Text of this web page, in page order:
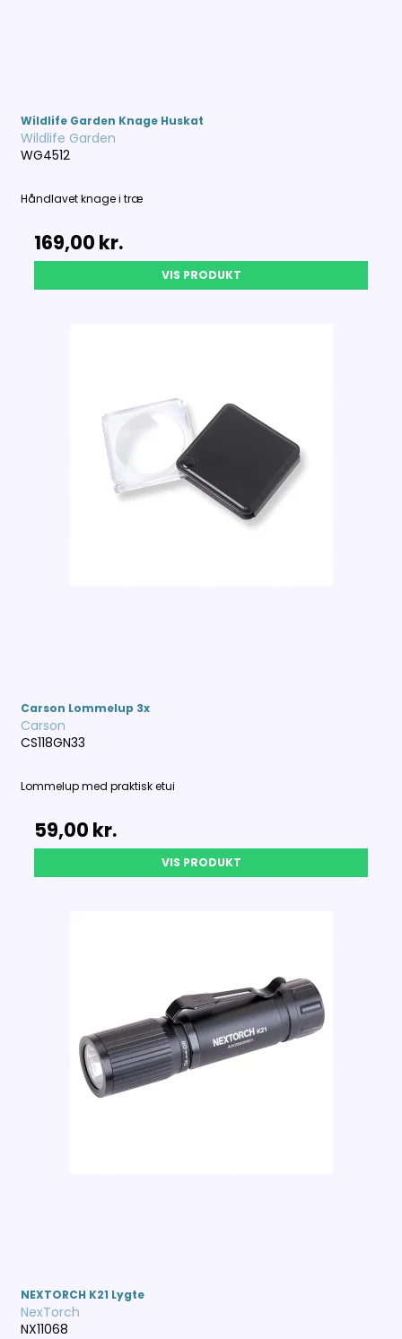
Wildlife Garden Knage Huskat
Wildlife Garden
WG4512
Håndlavet knage i træ
169,00 kr.
VIS PRODUKT
Carson Lommelup 3x
Carson
CS118GN33
Lommelup med praktisk etui
59,00 kr.
VIS PRODUKT
NEXTORCH K21 Lygte
NexTorch
NX11068